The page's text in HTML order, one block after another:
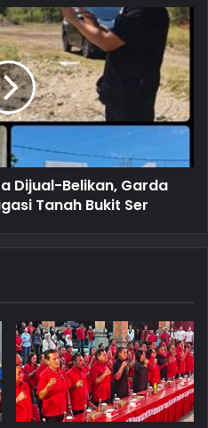
Dijual-Belikan, Garda
Tanah Bukit Ser